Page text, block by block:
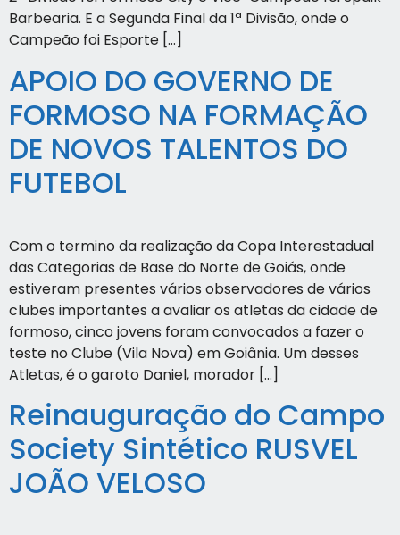
Barbearia. E a Segunda Final da 1ª Divisão, onde o
Campeão foi Esporte […]
APOIO DO GOVERNO DE
FORMOSO NA FORMAÇÃO
DE NOVOS TALENTOS DO
FUTEBOL
Com o termino da realização da Copa Interestadual
das Categorias de Base do Norte de Goiás, onde
estiveram presentes vários observadores de vários
clubes importantes a avaliar os atletas da cidade de
formoso, cinco jovens foram convocados a fazer o
teste no Clube (Vila Nova) em Goiânia. Um desses
Atletas, é o garoto Daniel, morador […]
Reinauguração do Campo
Society Sintético RUSVEL
JOÃO VELOSO